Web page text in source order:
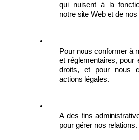
qui nuisent à la
notre site Web et de
Pour nous conformer à
et réglementaires, pour
droits, et pour nous
actions légales.
À des fins
pour gérer nos relations.